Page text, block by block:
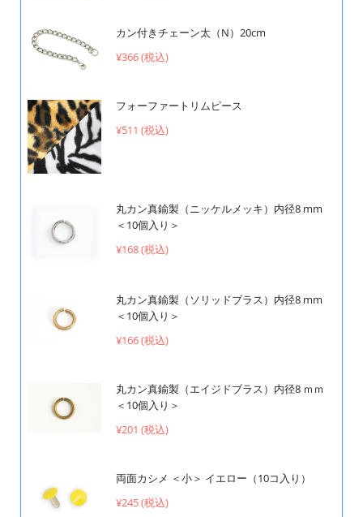
カン付きチェーン太（N）20cm
¥366 (税込)
フォーファートリムピース
¥511 (税込)
丸カン真鍮製（ニッケルメッキ）内径8 mm
＜10個入り＞
¥168 (税込)
丸カン真鍮製（ソリッドブラス）内径8 mm
＜10個入り＞
¥166 (税込)
丸カン真鍮製（エイジドブラス）内径8 ｍｍ
＜10個入り＞
¥201 (税込)
両面カシメ ＜小＞ イエロー（10コ入り）
¥245 (税込)